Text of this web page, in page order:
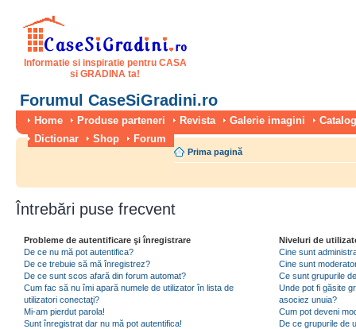
Informatie si inspiratie pentru CASA
si GRADINA ta!
Forumul CaseSiGradini.ro
Home Produse parteneri Revista Galerie imagini
Dictionar
Shop Forum
Prima pagină
Întrebări puse frecvent
Probleme de autentificare şi înregistrare
De ce nu mă pot autentifica?
De ce trebuie să mă înregistrez?
De ce sunt scos afară din forum automat?
Cum fac să nu îmi apară numele de utilizator în lista de
utilizatori conectaţi?
Mi-am pierdut parola!
Sunt înregistrat dar nu mă pot autentifica!
Niveluri de
Cine sunt
Cine sunt
Ce sunt grupurile
Unde pot fi găsite
asociez unuia?
Cum pot deveni
De ce grupurile de